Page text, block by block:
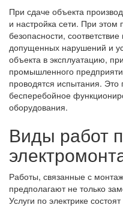
При сдаче объекта
и настройка сети. При этом
безопасности,
допущенных нарушений и
объекта в эксплуатацию,
промышленного
проводятся испытания. Это
бесперебойное
оборудования.
Виды работ
Работы, связанные с
предполагают не только
Услуги по электрике состоят